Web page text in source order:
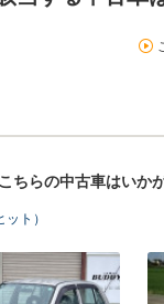
ちらの中古車はいか
ト）